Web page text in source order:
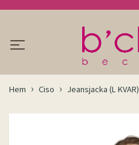
Hem Ciso Jeansjacka (L KVAR)